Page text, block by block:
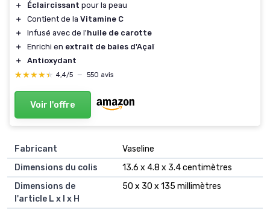
＋ Éclaircissant pour la peau
＋
Contient de la Vitamine C
＋
Infusé avec de l'huile de carotte
＋
Enrichi en extrait de baies d'Açaï
＋
Antioxydant
★★★★★
★★★★★ 4,4/5 — 550 avis
Voir l'offre
Fabricant
‎Vaseline
Dimensions du colis
‎13.6 x 4.8 x 3.4 centimètres
Dimensions de
l'article L x l x H
‎50 x 30 x 135 millimètres